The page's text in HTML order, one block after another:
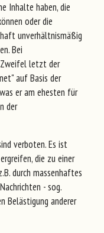
Inhalte haben, die
oder die
unverhältnismäßig
Bei
letzt der
auf Basis der
er am ehesten für
der
verboten. Es ist
die zu einer
durch massenhaftes
- sog.
Belästigung anderer